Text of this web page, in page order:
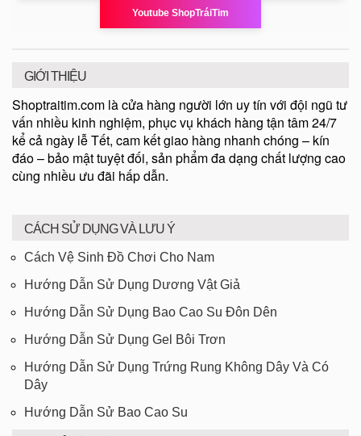
Youtube ShopTráiTim
GIỚI THIỆU
Shoptraitim.com là cửa hàng người lớn uy tín với đội ngũ tư
vấn nhiều kinh nghiệm, phục vụ khách hàng tận tâm 24/7
kể cả ngày lễ Tết, cam kết giao hàng nhanh chóng – kín
đáo – bảo mật tuyệt đối, sản phẩm đa dạng chất lượng cao
cùng nhiều ưu đãi hấp dẫn.
CÁCH SỬ DỤNG VÀ LƯU Ý
Cách Vệ Sinh Đồ Chơi Cho Nam
Hướng Dẫn Sử Dụng Dương Vật Giả
Hướng Dẫn Sử Dụng Bao Cao Su Đôn Dên
Hướng Dẫn Sử Dụng Gel Bôi Trơn
Hướng Dẫn Sử Dụng Trứng Rung Không Dây Và Có
Dây
Hướng Dẫn Sử Bao Cao Su